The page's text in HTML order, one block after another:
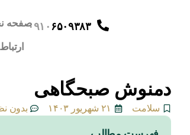
۰۹۱۰ ۶۵۰۹۳۸۳ صفحه
دمنوش صبحگاهی
سلامت ۲۱ شهریور ۱۴۰۳ بدون